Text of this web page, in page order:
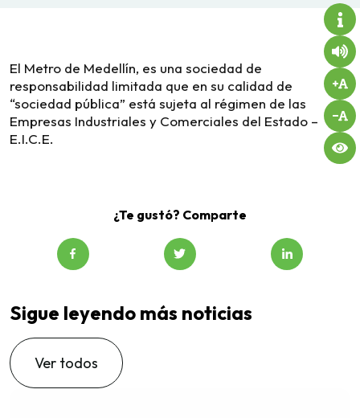
El Metro de Medellín, es una sociedad de
responsabilidad limitada que en su calidad de
“sociedad pública” está sujeta al régimen de las
Empresas Industriales y Comerciales del Estado –
E.I.C.E.
¿Te gustó? Comparte
Sigue leyendo más noticias
Ver todos